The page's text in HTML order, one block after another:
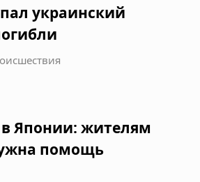
украинский
Японии: жителям
помощь